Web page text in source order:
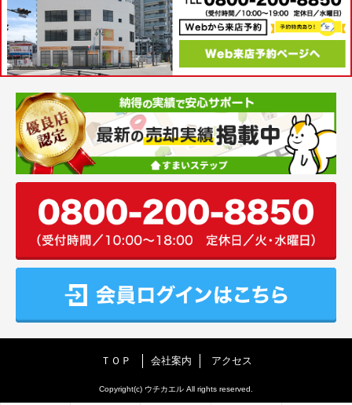
ＴＯＰ 会社案内 アクセス
Copyright(c) ウチカエル All rights reserved.